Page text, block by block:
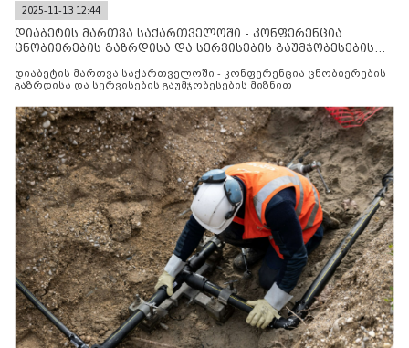
2025-11-13 12:44
დიაბეტის მართვა საქართველოში - კონფერენცია
ცნობიერების გაზრდისა და სერვისების გაუმჯობესების
დიაბეტის მართვა საქართველოში - კონფერენცია ცნობიერების
გაზრდისა და სერვისების გაუმჯობესების მიზნით